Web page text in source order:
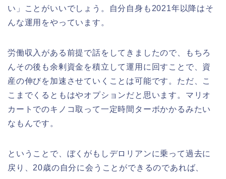
い」ことがいいでしょう。自分自身も2021年以降はそ
んな運用をやっています。
労働収入がある前提で話をしてきましたので、もちろ
んその後も余剰資金を積立して運用に回すことで、資
産の伸びを加速させていくことは可能です。ただ、こ
こまでくるともはやオプションだと思います。マリオ
カートでのキノコ取って一定時間ターボかかるみたい
なもんです。
ということで、ぼくがもしデロリアンに乗って過去に
戻り、20歳の自分に会うことができるのであれば、